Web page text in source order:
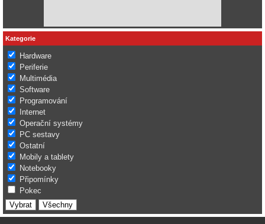
Kategorie
Hardware
Periferie
Multimédia
Software
Programování
Internet
Operační systémy
PC sestavy
Ostatní
Mobily a tablety
Notebooky
Připomínky
Pokec